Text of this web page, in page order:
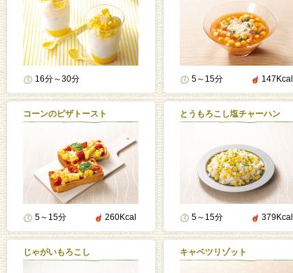
16分～30分 5～15分 147Kcal
コーンのピザトースト
5～15分 260Kcal
とうもろこし塩チャーハン
5～15分 379Kcal
じゃがいもろこし キャベツリゾット